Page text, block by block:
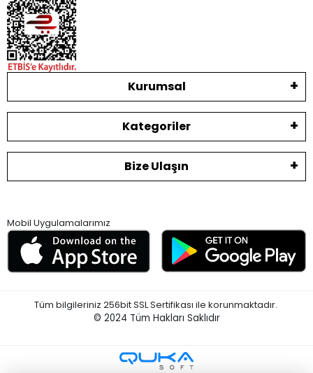
Kurumsal
Kategoriler
Bize Ulaşın
Mobil Uygulamalarımız
Tüm bilgileriniz 256bit SSL Sertifikası ile korunmaktadır.
© 2024 Tüm Hakları Saklıdır